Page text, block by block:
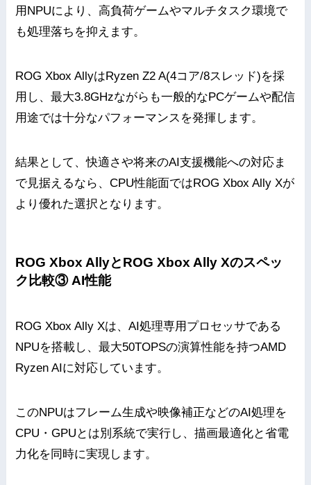
用NPUにより、高負荷ゲームやマルチタスク環境で
も処理落ちを抑えます。
ROG Xbox AllyはRyzen Z2 A(4コア/8スレッド)を採
用し、最大3.8GHzながらも一般的なPCゲームや配信
用途では十分なパフォーマンスを発揮します。
結果として、快適さや将来のAI支援機能への対応ま
で見据えるなら、CPU性能面ではROG Xbox Ally Xが
より優れた選択となります。
ROG Xbox AllyとROG Xbox Ally Xのスペッ
ク比較③ AI性能
ROG Xbox Ally Xは、AI処理専用プロセッサである
NPUを搭載し、最大50TOPSの演算性能を持つAMD
Ryzen AIに対応しています。
このNPUはフレーム生成や映像補正などのAI処理を
CPU・GPUとは別系統で実行し、描画最適化と省電
力化を同時に実現します。